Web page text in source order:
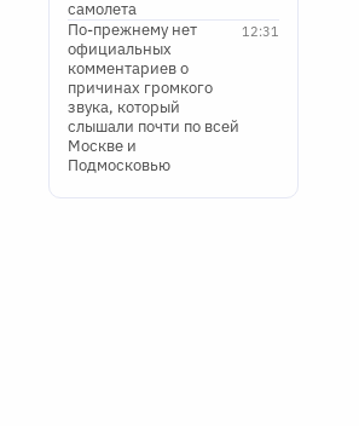
самолета
12:31
По-прежнему нет
официальных
комментариев о
причинах громкого
звука, который
слышали почти по всей
Москве и
Подмосковью